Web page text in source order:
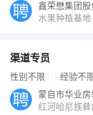
鑫荣懋集团股
水果种植基地
渠道专员
性别不限 经验不
蒙自市华业
红河哈尼族